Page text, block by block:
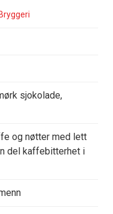
sjokolade,
og nøtter med lett
del kaffebitterhet i